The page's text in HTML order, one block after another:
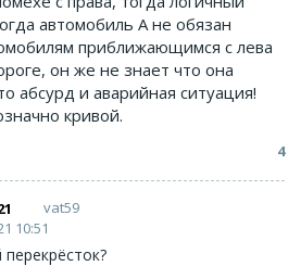
автомобиль А не обязан
приближающимся с лева
он же не знает что она
абсурд и аварийная ситуация!
кривой.
4
vat59
10:51